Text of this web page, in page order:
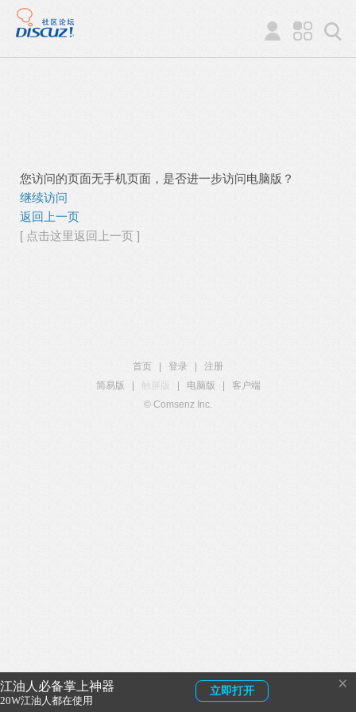
江油人必备掌上神器
20W江油人都在使用
立即打开 ×
您访问的页面无手机页面，是否进一步访问电脑版？
继续访问
返回上一页
[ 点击这里返回上一页 ]
首页 登录
注册
简易版
触屏版 电脑版
客户端
© Comsenz Inc.